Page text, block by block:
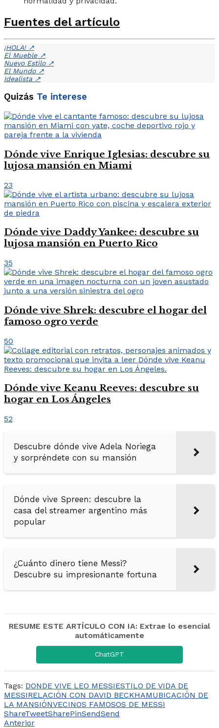
Fuentes del artículo
¡HOLA! ↗
El Mueble ↗
Nuevo Estilo ↗
El Mundo ↗
Idealista ↗
Quizás Te interese
Dónde vive Enrique Iglesias: descubre su
lujosa mansión en Miami
23
Dónde vive Daddy Yankee: descubre su
lujosa mansión en Puerto Rico
35
Dónde vive Shrek: descubre el hogar del
famoso ogro verde
50
Dónde vive Keanu Reeves: descubre su
hogar en Los Ángeles
52
Descubre dónde vive Adela Noriega
y sorpréndete con su mansión
Dónde vive Spreen: descubre la
casa del streamer argentino más
popular
¿Cuánto dinero tiene Messi?
Descubre su impresionante fortuna
RESUME ESTE ARTÍCULO CON IA: Extrae lo esencial
automáticamente
ChatGPT
Tags: DONDE VIVE LEO MESSIESTILO DE VIDA DE
MESSIRELACIÓN CON DAVID BECKHAMUBICACIÓN DE
LA MANSIÓNVECINOS FAMOSOS DE MESSI
ShareTweetSharePinSendSend
Anterior